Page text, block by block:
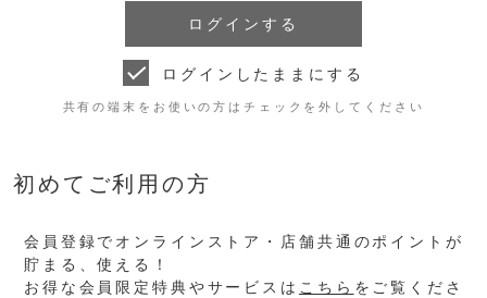
ログインしたままにする
共有の端末をお使いの方はチェックを外してください
初めてご利用の方
会員登録でオンラインストア・店舗共通のポイントが
貯まる、使える！
お得な会員限定特典やサービスは こちら をご覧くださ